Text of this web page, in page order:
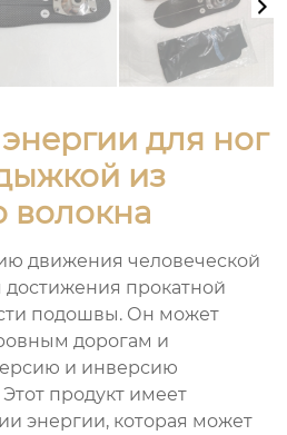
для ног
из
волокна
движения человеческой
прокатной
подошвы. Он может
дорогам и
и инверсию
продукт имеет
энергии, которая может